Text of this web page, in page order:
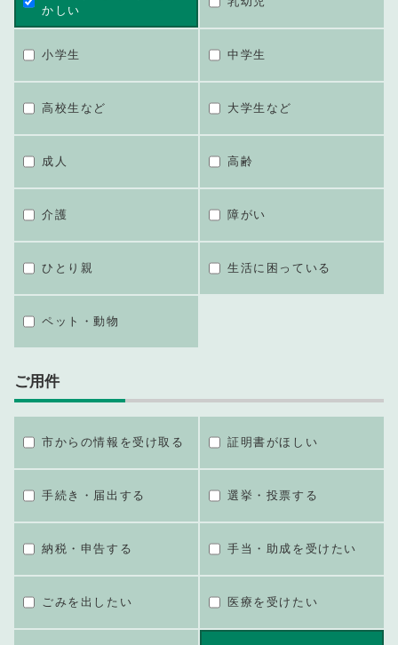
かしい
小学生 中学生
高校生など 大学生など
成人 高齢
介護 障がい
ひとり親 生活に困っている
ペット・動物
ご用件
市からの情報を受け取る 証明書がほしい
手続き・届出する 選挙・投票する
納税・申告する 手当・助成を受けたい
ごみを出したい 医療を受けたい